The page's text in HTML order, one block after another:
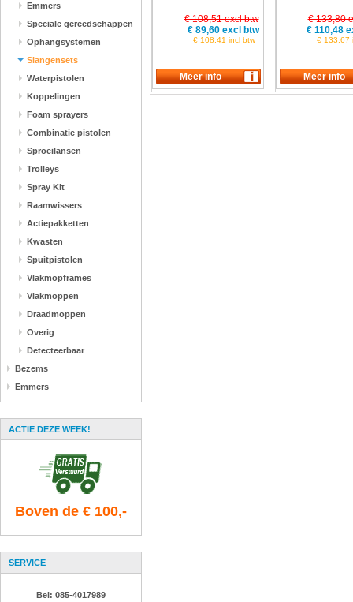
Emmers
Speciale gereedschappen
Ophangsystemen
Slangensets
Waterpistolen
Koppelingen
Foam sprayers
Combinatie pistolen
Sproeilansen
Trolleys
Spray Kit
Raamwissers
Actiepakketten
Kwasten
Spuitpistolen
Vlakmopframes
Vlakmoppen
Draadmoppen
Overig
Detecteerbaar
Bezems
Emmers
ACTIE DEZE WEEK!
Boven de € 100,-
SERVICE
Bel: 085-4017989
€ 108,51 excl btw
€ 89,60 excl btw
€ 108,41 incl btw
€ 133,80
€ 110,48
€ 133,67